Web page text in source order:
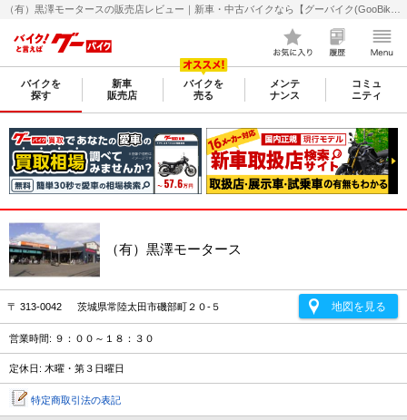
バイクを
探す
新車
販売店
バイクを
売る
メンテ
ナンス
コミュ
ニティ
（有）黒澤モータース
〒 313-0042 茨城県常陸太田市磯部町２０-５ 地図を見る
営業時間: ９：００～１８：３０
定休日: 木曜・第３日曜日
特定商取引法の表記